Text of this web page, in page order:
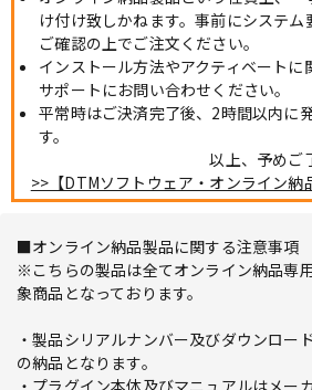
け付け致しかねます。事前にシステム
ご確認の上でご注文ください。
インストール方法やアクティベートに
サポートにお問い合わせください。
平常時はご決済完了後、2時間以内に
す。
以上、予めご
>>【DTMソフトウェア・オンライン納
■オンライン納品製品に関する注意事項
※こちらの製品は全てオンライン納品専
象商品となっております。
・製品シリアルナンバー及びダウンロー
の納品となります。